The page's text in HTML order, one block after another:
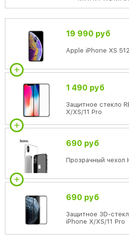
19 990 руб
Apple iPhone XS
1 490 руб
Защитное стекло
X/XS/11 Pro
690 руб
Прозрачный чехол
690 руб
Защитное 3D-
iPhone X/XS/11 Pro